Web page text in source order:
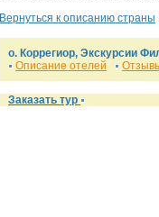
Вернуться к описанию страны
о. Коррегиор, Экскурсии
Описание отелей
Заказать тур